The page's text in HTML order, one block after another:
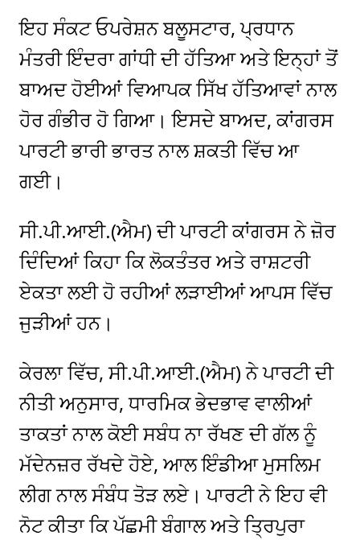
ਇਹ ਸੰਕਟ ਓਪਰੇਸ਼ਨ ਬਲੂਸਟਾਰ, ਪ੍ਰਧਾਨ
ਮੰਤਰੀ ਇੰਦਰਾ ਗਾਂਧੀ ਦੀ ਹੱਤਿਆ ਅਤੇ ਇਨ੍ਹਾਂ ਤੋਂ
ਬਾਅਦ ਹੋਈਆਂ ਵਿਆਪਕ ਸਿੱਖ ਹੱਤਿਆਵਾਂ ਨਾਲ
ਹੋਰ ਗੰਭੀਰ ਹੋ ਗਿਆ। ਇਸਦੇ ਬਾਅਦ, ਕਾਂਗਰਸ
ਪਾਰਟੀ ਭਾਰੀ ਭਾਰਤ ਨਾਲ ਸ਼ਕਤੀ ਵਿੱਚ ਆ
ਗਈ।
ਸੀ.ਪੀ.ਆਈ.(ਐਮ) ਦੀ ਪਾਰਟੀ ਕਾਂਗਰਸ ਨੇ ਜ਼ੋਰ
ਦਿੰਦਿਆਂ ਕਿਹਾ ਕਿ ਲੋਕਤੰਤਰ ਅਤੇ ਰਾਸ਼ਟਰੀ
ਏਕਤਾ ਲਈ ਹੋ ਰਹੀਆਂ ਲੜਾਈਆਂ ਆਪਸ ਵਿੱਚ
ਜੁੜੀਆਂ ਹਨ।
ਕੇਰਲਾ ਵਿੱਚ, ਸੀ.ਪੀ.ਆਈ.(ਐਮ) ਨੇ ਪਾਰਟੀ ਦੀ
ਨੀਤੀ ਅਨੁਸਾਰ, ਧਾਰਮਿਕ ਭੇਦਭਾਵ ਵਾਲੀਆਂ
ਤਾਕਤਾਂ ਨਾਲ ਕੋਈ ਸਬੰਧ ਨਾ ਰੱਖਣ ਦੀ ਗੱਲ ਨੂੰ
ਮੱਦੇਨਜ਼ਰ ਰੱਖਦੇ ਹੋਏ, ਆਲ ਇੰਡੀਆ ਮੁਸਲਿਮ
ਲੀਗ ਨਾਲ ਸੰਬੰਧ ਤੋੜ ਲਏ। ਪਾਰਟੀ ਨੇ ਇਹ ਵੀ
ਨੋਟ ਕੀਤਾ ਕਿ ਪੱਛਮੀ ਬੰਗਾਲ ਅਤੇ ਤ੍ਰਿਪੁਰਾ